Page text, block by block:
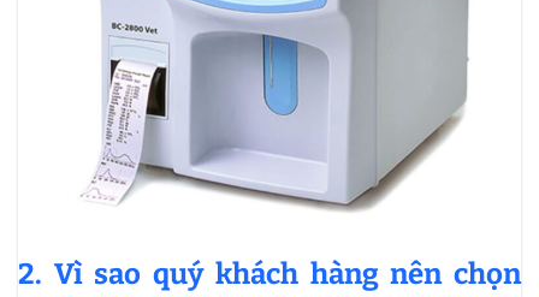
2. Vì sao quý khách hàng nên chọn